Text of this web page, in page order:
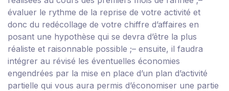
évaluer le rythme de la reprise de votre activité et
donc du redécollage de votre chiffre d’affaires en
posant une hypothèse qui se devra d’être la plus
réaliste et raisonnable possible ;– ensuite, il faudra
intégrer au révisé les éventuelles économies
engendrées par la mise en place d’un plan d’activité
partielle qui vous aura permis d’économiser une partie